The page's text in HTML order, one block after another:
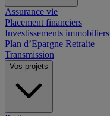
Assurance vie
Placement financiers
Investissements immobiliers
Plan d’Epargne Retraite
Transmission
Vos projets